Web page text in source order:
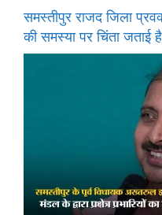
समस्तीपुर राजद जिला
की समस्या पर चिंता जताई